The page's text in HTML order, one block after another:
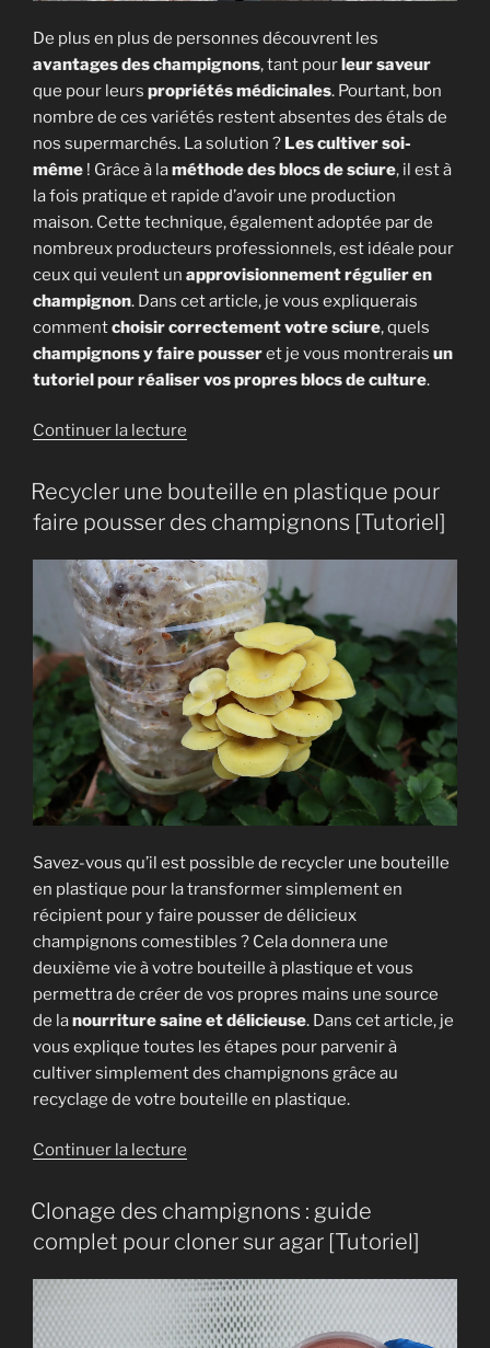
De plus en plus de personnes découvrent les
avantages des champignons, tant pourleur saveur
que pour leurs propriétés médicinales. Pourtant, bon
nombre de ces variétés restent absentes des étals de
nos supermarchés. La solution ? Les cultiver soi-
même ! Grâce à laméthode des blocs de sciure, il est à
la fois pratique et rapide d’avoir une production
maison. Cette technique, également adoptée par de
nombreux producteurs professionnels, est idéale pour
ceux qui veulent un approvisionnement régulier en
champignon. Dans cet article, je vous expliquerais
commentchoisir correctement votre sciure, quels
champignons y faire pousseret je vous montrerais un
tutoriel pour réaliser vos propres blocs de culture.
Continuer la lecture
cultiver
champignons
sur
sciure
?
[Tuto] »
Recycler une bouteille en plastique pour
faire pousser des champignons [Tutoriel]
Savez-vous qu’il est possible de recycler une bouteille
en plastique pour la transformer simplement en
récipient pour y faire pousser de délicieux
champignons comestibles ? Cela donnera une
deuxième vie à votre bouteille à plastique et vous
permettra de créer de vos propres mains une source
de lanourriture saine et délicieuse. Dans cet article, je
vous explique toutes les étapes pour parvenir à
cultiver simplement des champignons grâce au
recyclage de votre bouteille en plastique.
Continuer la lecture
bouteille
en
plastique
pour
faire
Clonage des champignons : guide
complet pour cloner sur agar [Tutoriel]